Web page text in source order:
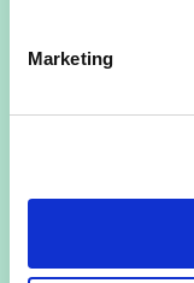
Marketing
genomen.
niet in het minst